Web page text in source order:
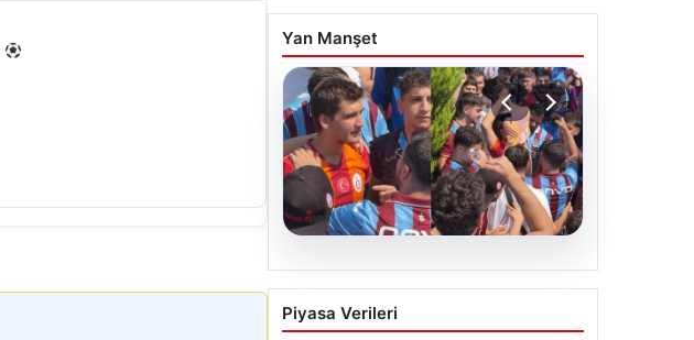
Yan Manşet
05.08.2026
Mohamed Salah’ı
karşılamaya gelen
Piyasa Verileri